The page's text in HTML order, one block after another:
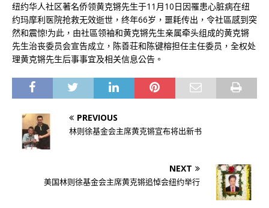
纽约华人社区著名侨领黄克锵先生于11月10日因罹患心脏病在纽
约玛摩利医院抢救无效逝世，终年66岁，噩耗传出，令社區感到突
然和震惊!为此，由社區领袖和黄克锵先生亲属牵头组成的黄克锵
先生治丧委员会宣告成立，陈善荘和陈键榕担任主任委员，全权处
理黄克锵先生后事事宜及相关信息公告。
PREVIOUS
林则徐基金会主席黄克锵宣布将出新书
NEXT
美国林则徐基金会主席黄克锵追悼会纽约举行